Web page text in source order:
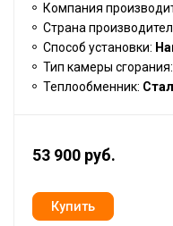
Компания
Страна
Способ установки:
Тип камеры сгорания:
Теплообменник:
53 900 руб.